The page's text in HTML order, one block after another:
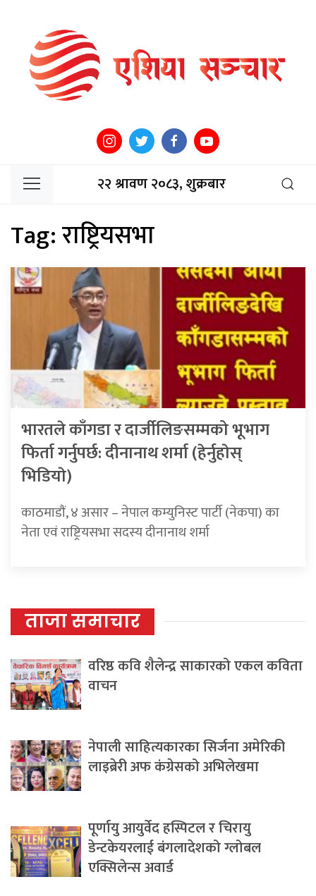
२२ श्रावण २०८३, शुक्रबार
Tag:राष्ट्रियसभा
भारतले काँगडा र दार्जीलिङसम्मको भूभाग
फिर्ता गर्नुपर्छ: दीनानाथ शर्मा (हेर्नुहाेस्
भिडियाे)
काठमाडाैं, ४ असार – नेपाल कम्युनिस्ट पार्टी (नेकपा) का
नेता एवं राष्ट्रियसभा सदस्य दीनानाथ शर्मा
ताजा समाचार
वरिष्ठ कवि शैलेन्द्र साकारको एकल कविता
वाचन
नेपाली साहित्यकारका सिर्जना अमेरिकी
लाइब्रेरी अफ कंग्रेसको अभिलेखमा
पूर्णायु आयुर्वेद हस्पिटल र चिरायु
डेन्टकेयरलाई बंगलादेशको ग्लोबल
एक्सिलेन्स अवार्ड